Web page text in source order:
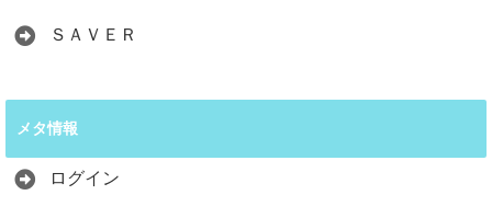
ＳＡＶＥＲ
メタ情報
ログイン